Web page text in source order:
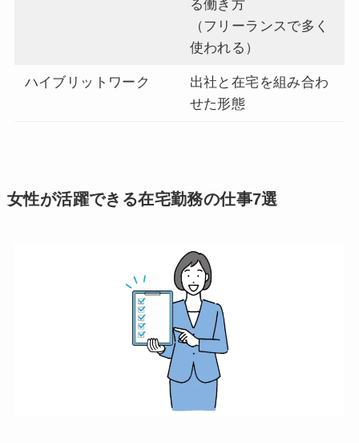
る働き方
（フリーランスで多く
使われる）
ハイブリットワーク
出社と在宅を組み合わ
せた形態
女性が活躍できる在宅勤務の仕事7選